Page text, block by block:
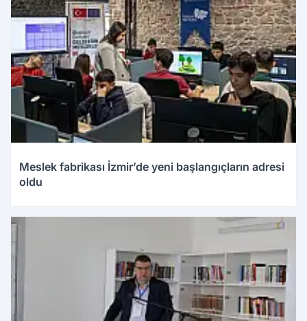
Meslek fabrikası İzmir’de yeni başlangıçların adresi
oldu